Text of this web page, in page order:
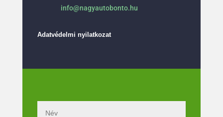
info@nagyautobonto.hu
Adatvédelmi nyilatkozat